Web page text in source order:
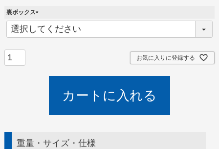
裏ボックス
(
必
お気に入りに登録する
カートに入れる
重量・サイズ・仕様